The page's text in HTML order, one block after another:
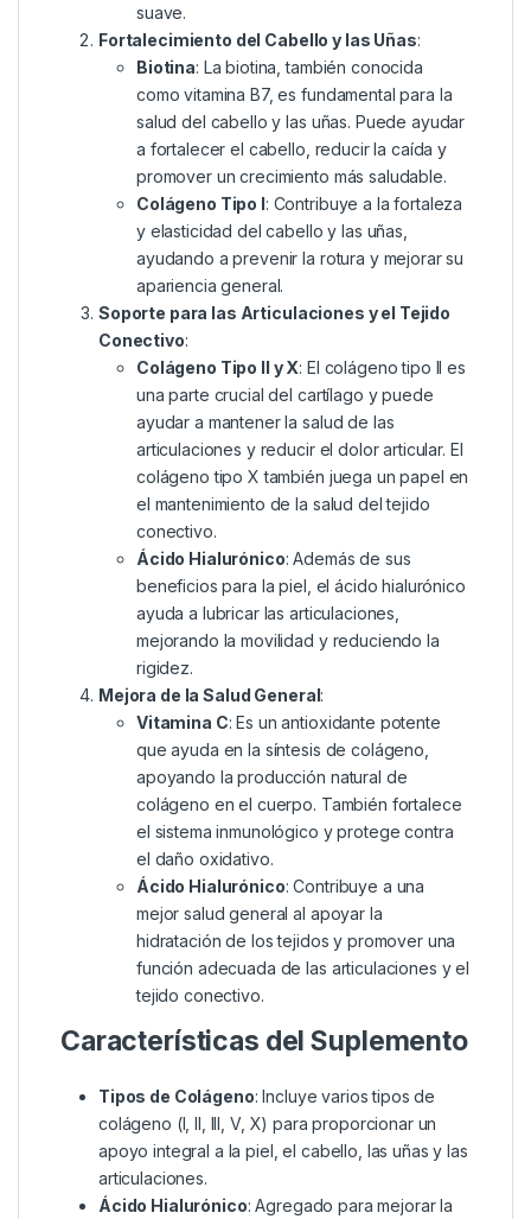
suave.
Fortalecimiento del Cabello y las Uñas:
Biotina: La biotina, también conocida
como vitamina B7, es fundamental para la
salud del cabello y las uñas. Puede ayudar
a fortalecer el cabello, reducir la caída y
promover un crecimiento más saludable.
Colágeno Tipo I: Contribuye a la fortaleza
y elasticidad del cabello y las uñas,
ayudando a prevenir la rotura y mejorar su
apariencia general.
Soporte para las Articulaciones y el Tejido
Conectivo:
Colágeno Tipo II y X: El colágeno tipo II es
una parte crucial del cartílago y puede
ayudar a mantener la salud de las
articulaciones y reducir el dolor articular. El
colágeno tipo X también juega un papel en
el mantenimiento de la salud del tejido
conectivo.
Ácido Hialurónico: Además de sus
beneficios para la piel, el ácido hialurónico
ayuda a lubricar las articulaciones,
mejorando la movilidad y reduciendo la
rigidez.
Mejora de la Salud General:
Vitamina C: Es un antioxidante potente
que ayuda en la síntesis de colágeno,
apoyando la producción natural de
colágeno en el cuerpo. También fortalece
el sistema inmunológico y protege contra
el daño oxidativo.
Ácido Hialurónico: Contribuye a una
mejor salud general al apoyar la
hidratación de los tejidos y promover una
función adecuada de las articulaciones y el
tejido conectivo.
Características del Suplemento
Tipos de Colágeno: Incluye varios tipos de
colágeno (I, II, III, V, X) para proporcionar un
apoyo integral a la piel, el cabello, las uñas y las
articulaciones.
Ácido Hialurónico: Agregado para mejorar la